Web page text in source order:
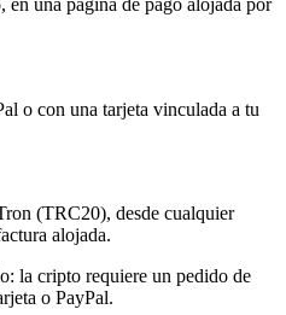
o con una tarjeta vinculada a tu
(TRC20), desde cualquier
alojada.
la cripto requiere un pedido de
o PayPal.